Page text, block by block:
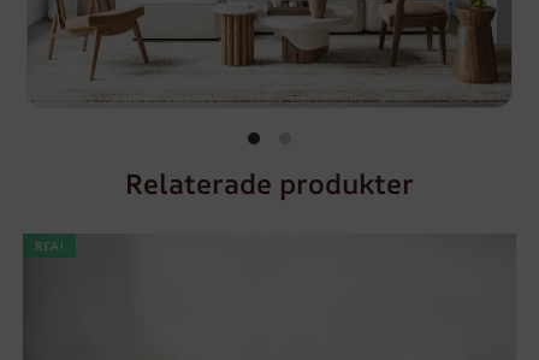
Relaterade produkter
REA!